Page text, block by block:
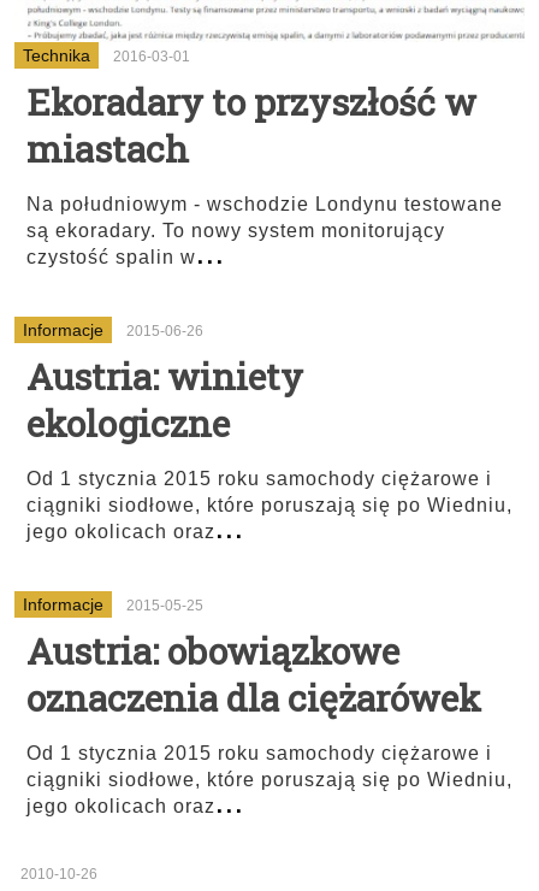
Technika 2016-03-01
Ekoradary to przyszłość w
miastach
Na południowym - wschodzie Londynu testowane
są ekoradary. To nowy system monitorujący
czystość spalin w...
Informacje 2015-06-26
Austria: winiety
ekologiczne
Od 1 stycznia 2015 roku samochody ciężarowe i
ciągniki siodłowe, które poruszają się po Wiedniu,
jego okolicach oraz...
Informacje 2015-05-25
Austria: obowiązkowe
oznaczenia dla ciężarówek
Od 1 stycznia 2015 roku samochody ciężarowe i
ciągniki siodłowe, które poruszają się po Wiedniu,
jego okolicach oraz...
2010-10-26